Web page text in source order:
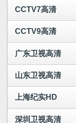
CCTV7高清
CCTV9高清
广东卫视高清
山东卫视高清
上海纪实HD
深圳卫视高清